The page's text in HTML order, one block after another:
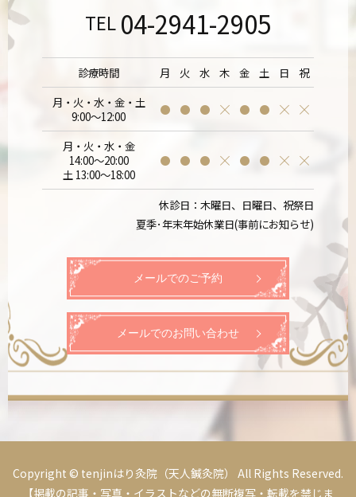
TEL 04-2941-2905
診療時間 月 火 水 木 金 土 日
祝
月・火・水・金・土
9:00～12:00
月・火・水・金
14:00～20:00
土 13:00～18:00
休診日：木曜日、日曜日、祝祭日
夏季･年末年始休業日(事前にお知らせ)
メールでのご予約
メールでのお問い合わせ
Copyright © tenjinはり灸院（天人鍼灸院） All Rights Reserved.
【掲載の記事・写真・イラストなどの無断複写・転載を禁じま